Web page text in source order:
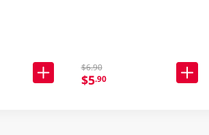
$6.90
$5.90